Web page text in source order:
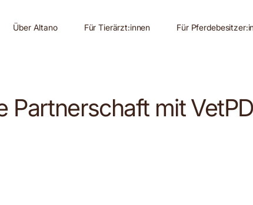
Über Altano Für Tierärzt:innen Für
Partnerschaft mit VetPD